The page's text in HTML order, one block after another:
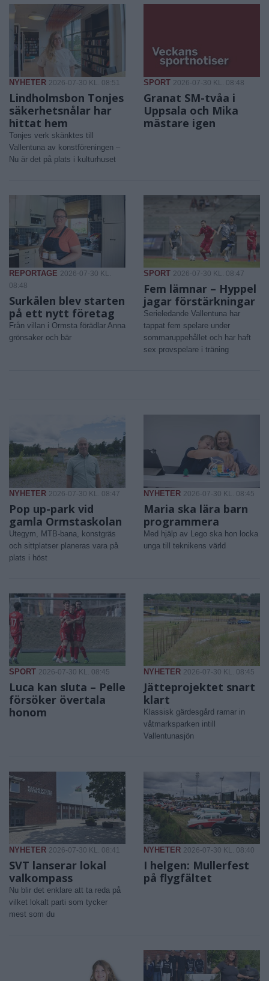
NYHETER 2026-07-30 KL. 08:51
Lindholmsbon Tonjes
säkerhetsnålar har
hittat hem
Tonjes verk skänktes till
Vallentuna av konstföreningen –
Nu är det på plats i kulturhuset
SPORT 2026-07-30 KL. 08:48
Granat SM-tvåa i
Uppsala och Mika
mästare igen
REPORTAGE 2026-07-30 KL.
08:48
Surkålen blev starten
på ett nytt företag
Från villan i Ormsta förädlar Anna
grönsaker och bär
SPORT 2026-07-30 KL. 08:47
Fem lämnar – Hyppel
jagar förstärkningar
Serieledande Vallentuna har
tappat fem spelare under
sommaruppehållet och har haft
sex provspelare i träning
NYHETER 2026-07-30 KL. 08:47
Pop up-park vid
gamla Ormstaskolan
Utegym, MTB-bana, konstgräs
och sittplatser planeras vara på
plats i höst
NYHETER 2026-07-30 KL. 08:45
Maria ska lära barn
programmera
Med hjälp av Lego ska hon locka
unga till teknikens värld
SPORT 2026-07-30 KL. 08:45
Luca kan sluta – Pelle
försöker övertala
honom
NYHETER 2026-07-30 KL. 08:45
Jätteprojektet snart
klart
Klassisk gärdesgård ramar in
våtmarksparken intill
Vallentunasjön
NYHETER 2026-07-30 KL. 08:41
SVT lanserar lokal
valkompass
Nu blir det enklare att ta reda på
vilket lokalt parti som tycker
mest som du
NYHETER 2026-07-30 KL. 08:40
I helgen: Mullerfest
på flygfältet